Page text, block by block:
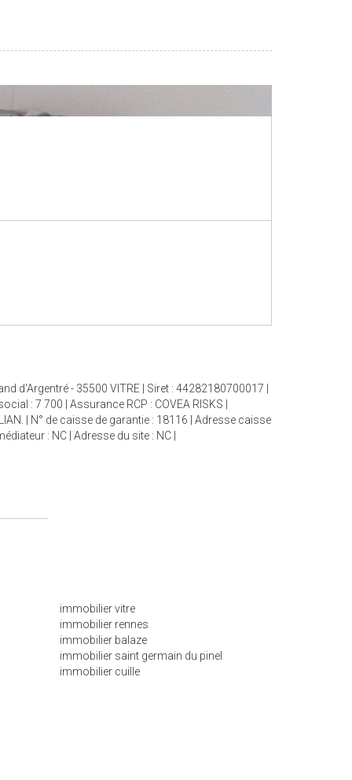
d'Argentré - 35500 VITRE | Siret : 44282180700017 |
: 7 700 | Assurance RCP : COVEA RISKS |
| N° de caisse de garantie : 18116 | Adresse caisse
: NC | Adresse du site : NC |
immobilier vitre
immobilier rennes
immobilier balaze
immobilier saint germain du pinel
immobilier cuille